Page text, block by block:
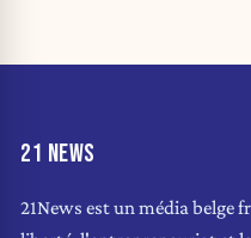
21 NEWS
21News est un média belge